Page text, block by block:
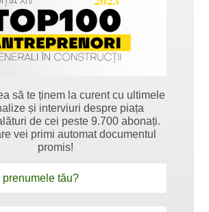
să te ținem la curent cu ultimele
și interviuri despre piața
de cei peste 9.700 abonați.
vei primi automat documentul
promis!